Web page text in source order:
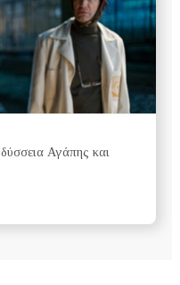
Αγάπης και